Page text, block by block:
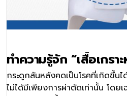
ทำความรู้จัก “เสื้อเกร
กระดูกสันหลังคดเป็นโรคที่เกิดขึ้น
ไม่ได้มีเพียงการผ่าตัดเท่านั้น โดย